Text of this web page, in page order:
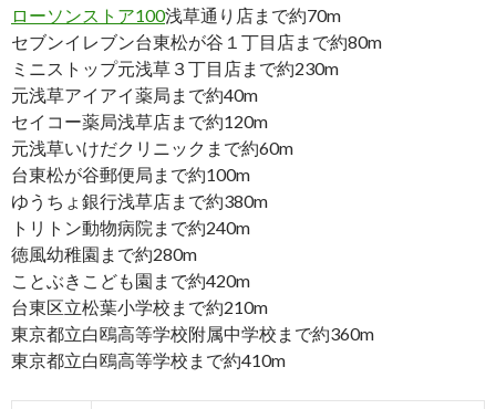
ローソンストア100浅草通り店まで約70m
セブンイレブン台東松が谷１丁目店まで約80m
ミニストップ元浅草３丁目店まで約230m
元浅草アイアイ薬局まで約40m
セイコー薬局浅草店まで約120m
元浅草いけだクリニックまで約60m
台東松が谷郵便局まで約100m
ゆうちょ銀行浅草店まで約380m
トリトン動物病院まで約240m
徳風幼稚園まで約280m
ことぶきこども園まで約420m
台東区立松葉小学校まで約210m
東京都立白鴎高等学校附属中学校まで約360m
東京都立白鴎高等学校まで約410m